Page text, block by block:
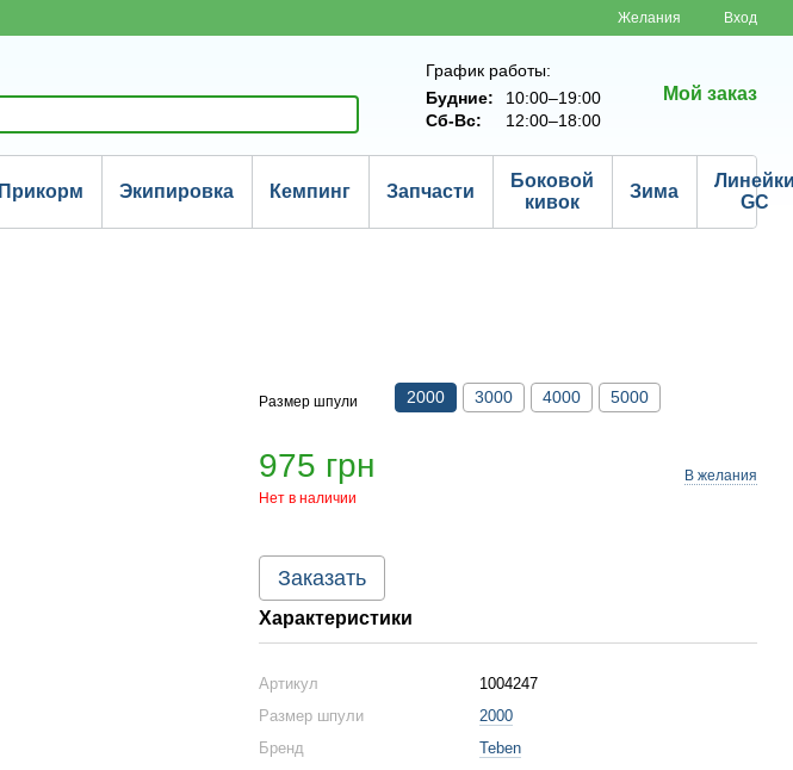
Желания Вход
График работы:
Будние:
10:00–19:00
Сб-Вс:
12:00–18:00
Мой заказ
Прикорм Экипировка Кемпинг Запчасти
Боковой
кивок
Зима
GC
Размер шпули 2000 3000 4000 5000
975 грн
Нет в наличии
В желания
Заказать
Характеристики
Артикул
1004247
Размер шпули
2000
Бренд
Teben